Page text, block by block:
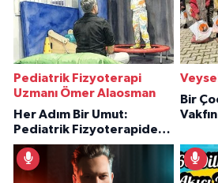
Pediatrik Fizyoterapi
Uzmanı Ömer Alaosman
Her Adım Bir Umut:
Pediatrik Fizyoterapiden
İlham Veren Hikâyeler
Bir
Vakfın